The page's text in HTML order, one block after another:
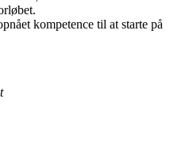
kompetence til at starte på